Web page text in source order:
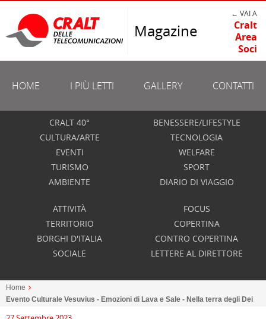
Magazine
← VAI A
Cralt
Area
Soci
HOME I PIÙ LETTI GALLERY CONTATTI
CRALT 40°
CULTURA/ARTE
EVENTI
TURISMO
AMBIENTE
BENESSERE/LIFESTYLE
TECNOLOGIA
WELFARE
SPORT
DIARIO DI VIAGGIO
ATTIVITÀ
TERRITORIO
BORGHI D'ITALIA
SOCIALE
FOCUS
COPERTINA
CONTRO COPERTINA
LETTERE AL DIRETTORE
Home
Evento Culturale Vesuvius - Emozioni di Lava e Sale - Nella terra degli Dei